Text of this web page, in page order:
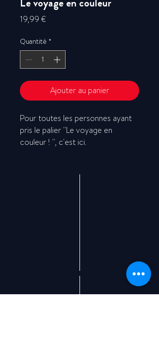
19,99 €Prix
Quantité *
Ajouter au panier
Pour toutes les personnes ayant
pris le palier ''Le voyage en
couleur ! '', c'est ici.